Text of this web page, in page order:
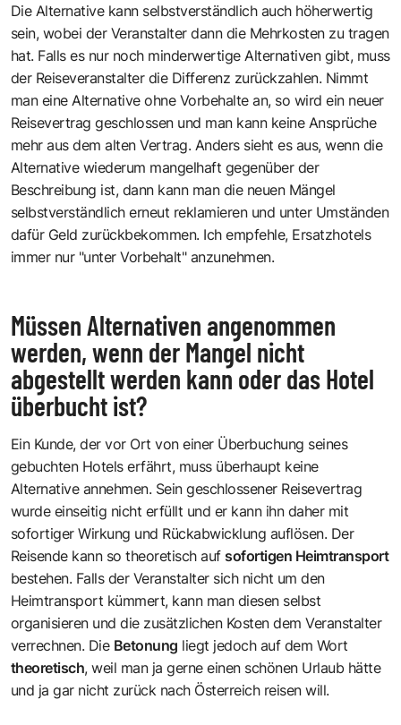
Die Alternative kann selbstverständlich auch höherwertig
sein, wobei der Veranstalter dann die Mehrkosten zu tragen
hat. Falls es nur noch minderwertige Alternativen gibt, muss
der Reiseveranstalter die Differenz zurückzahlen. Nimmt
man eine Alternative ohne Vorbehalte an, so wird ein neuer
Reisevertrag geschlossen und man kann keine Ansprüche
mehr aus dem alten Vertrag. Anders sieht es aus, wenn die
Alternative wiederum mangelhaft gegenüber der
Beschreibung ist, dann kann man die neuen Mängel
selbstverständlich erneut reklamieren und unter Umständen
dafür Geld zurückbekommen. Ich empfehle, Ersatzhotels
immer nur "unter Vorbehalt" anzunehmen.
Müssen Alternativen angenommen
werden, wenn der Mangel nicht
abgestellt werden kann oder das Hotel
überbucht ist?
Ein Kunde, der vor Ort von einer Überbuchung seines
gebuchten Hotels erfährt, muss überhaupt keine
Alternative annehmen. Sein geschlossener Reisevertrag
wurde einseitig nicht erfüllt und er kann ihn daher mit
sofortiger Wirkung und Rückabwicklung auflösen. Der
Reisende kann so theoretisch auf sofortigen Heimtransport
bestehen. Falls der Veranstalter sich nicht um den
Heimtransport kümmert, kann man diesen selbst
organisieren und die zusätzlichen Kosten dem Veranstalter
verrechnen. Die Betonung liegt jedoch auf dem Wort
theoretisch, weil man ja gerne einen schönen Urlaub hätte
und ja gar nicht zurück nach Österreich reisen will.